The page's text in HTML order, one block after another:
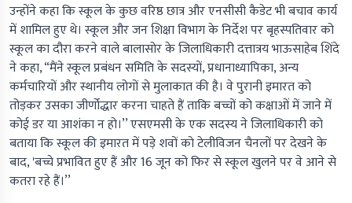
उन्होंने कहा कि स्कूल के कुछ वरिष्ठ छात्र और एनसीसी कैडेट भी बचाव कार्य
में शामिल हुए थे। स्कूल और जन शिक्षा विभाग के निर्देश पर बृहस्पतिवार को
स्कूल का दौरा करने वाले बालासोर के जिलाधिकारी दत्तात्रय भाऊसाहेब शिंदे
ने कहा, “मैंने स्कूल प्रबंधन समिति के सदस्यों, प्रधानाध्यापिका, अन्य
कर्मचारियों और स्थानीय लोगों से मुलाकात की है। वे पुरानी इमारत को
तोड़कर उसका जीर्णोद्धार करना चाहते हैं ताकि बच्चों को कक्षाओं में जाने में
कोई डर या आशंका न हो।’’ एसएमसी के एक सदस्य ने जिलाधिकारी को
बताया कि स्कूल की इमारत में पड़े शवों को टेलीविजन चैनलों पर देखने के
बाद, 'बच्चे प्रभावित हुए हैं और 16 जून को फिर से स्कूल खुलने पर वे आने से
कतरा रहे हैं।’’